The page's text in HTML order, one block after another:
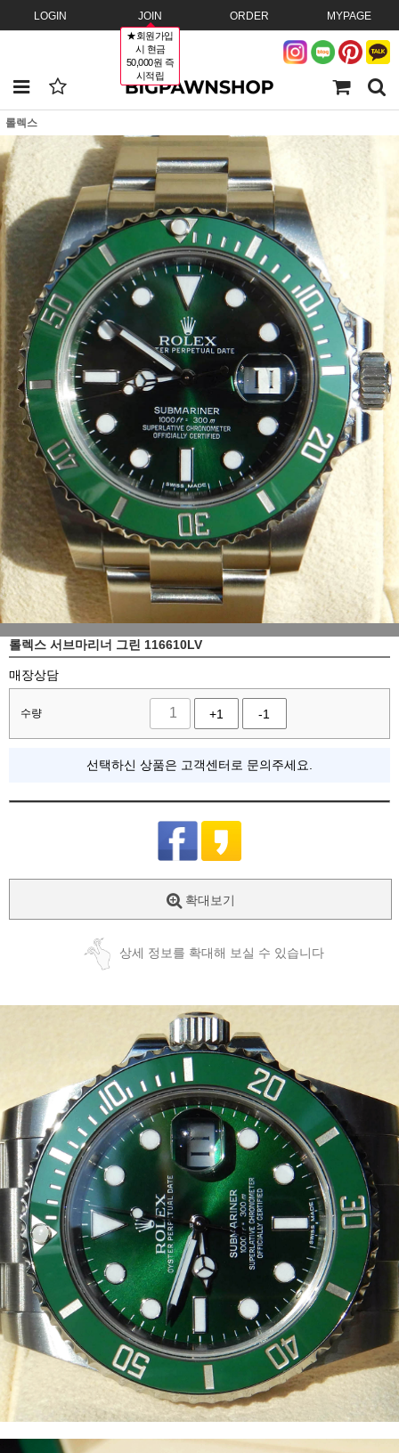
LOGIN JOIN
★회원가입
시 현금
50,000원 즉
시적립
ORDER MYPAGE
롤렉스
롤렉스 서브마리너 그린 116610LV
매장상담
수량 +1 -1
선택하신 상품은 고객센터로 문의주세요.
확대보기
상세 정보를 확대해 보실 수 있습니다